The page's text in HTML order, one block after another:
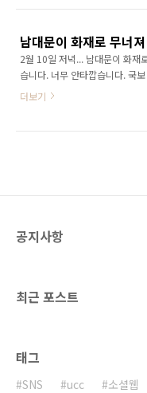
없는 일... 어휴 답답해~ 정말...
를 지나가기만 했지, 한번도 가까
했는데 이제 다시는 볼 수 없게
문화재청 사람들과 소방관님들 덕
찬탄했던 독일이라는 곳의 운하
2월 10일 저녁... 남대문이 화재
습니다. 너무 안타깝습니다. 국
잿더미로 변했군요... ㅠㅠ 9시경
고 하네요... 오늘 우리는 우리의
더보기
공지사항
최근 포스트
태그
SNS ucc 소셜웹